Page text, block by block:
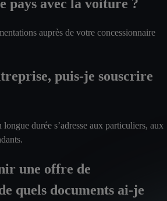
pays avec la voiture ?
auprès de votre concessionnaire
puis-je souscrire
durée s’adresse aux particuliers, aux
une offre de
quels documents ai-je